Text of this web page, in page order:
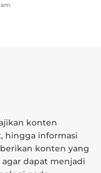
konten
hingga informasi
konten yang
dapat menjadi